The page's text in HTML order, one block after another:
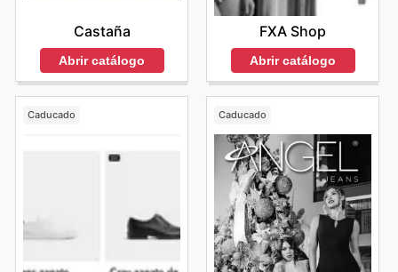
Castaña
Abrir catálogo
FXA Shop
Abrir catálogo
Caducado Caducado